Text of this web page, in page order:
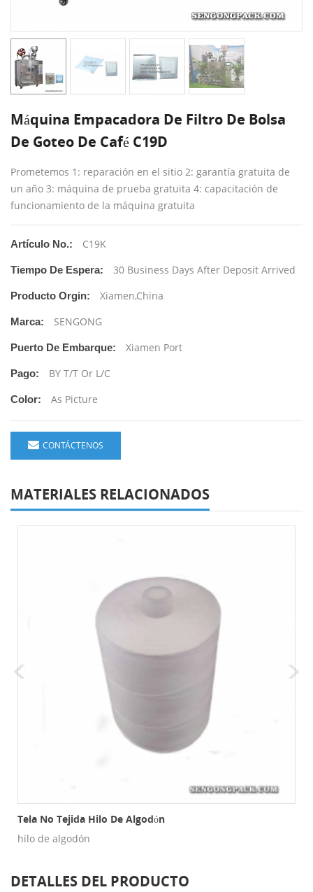
Máquina Empacadora De Filtro De Bolsa
De Goteo De Café C19D
Prometemos 1: reparación en el sitio 2: garantía gratuita de
un año 3: máquina de prueba gratuita 4: capacitación de
funcionamiento de la máquina gratuita
Artículo No.: C19K
Tiempo De Espera: 30 Business Days After Deposit Arrived
Producto Orgin: Xiamen,China
Marca: SENGONG
Puerto De Embarque: Xiamen Port
Pago: BY T/T Or L/C
Color: As Picture
CONTÁCTENOS
MATERIALES RELACIONADOS
Tela No Tejida Hilo De Algodón
hilo de algodón
DETALLES DEL PRODUCTO